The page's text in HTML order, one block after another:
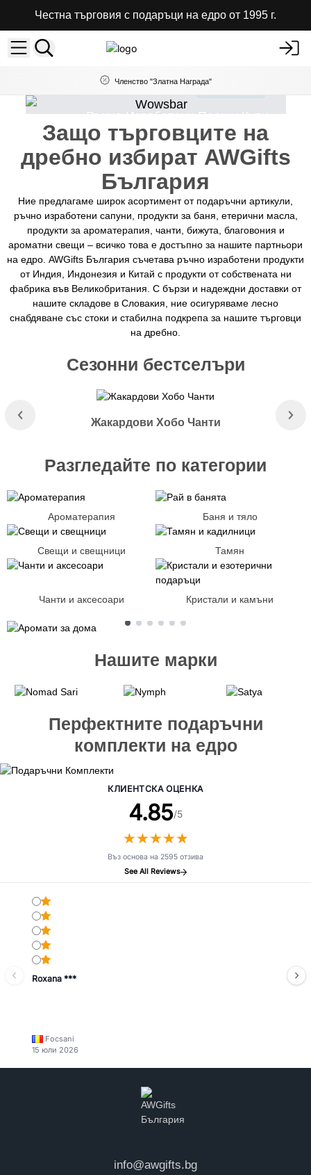
Честна търговия с подаръци на едро от 1995 г.
Членство "Златна Награда"
Ръчно Изработени Пеещи Купи
Купи сега
Защо търговците на
дребно избират AWGifts
България
Ние предлагаме широк асортимент от подаръчни артикули,
ръчно изработени сапуни, продукти за баня, етерични масла,
продукти за ароматерапия, чанти, бижута, благовония и
ароматни свещи – всичко това е достъпно за нашите партньори
на едро. AWGifts България съчетава ръчно изработени продукти
от Индия, Индонезия и Китай с продукти от собствената ни
фабрика във Великобритания. С бързи и надеждни доставки от
нашите складове в Словакия, ние осигуряваме лесно
снабдяване със стоки и стабилна подкрепа за нашите търговци
на дребно.
Сезонни бестселъри
Жакардови Хобо Чанти
Разгледайте по категории
Ароматерапия Баня и тяло
Свещи и свещници Тамян
Чанти и аксесоари Кристали и камъни
Нашите марки
Перфектните подаръчни
комплекти на едро
КЛИЕНТСКА ОЦЕНКА
4.85/5
★★★★★
★★★★★
Въз основа на 2595 отзива
See All Reviews
Roxana ***
Focsani
15 юли 2026
info@awgifts.bg